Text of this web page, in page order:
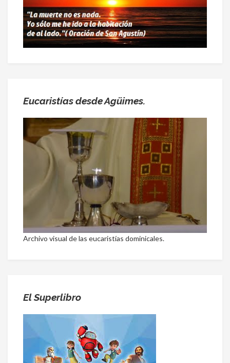
Eucaristías desde Agüimes.
Archivo visual de las eucaristías dominicales.
El Superlibro